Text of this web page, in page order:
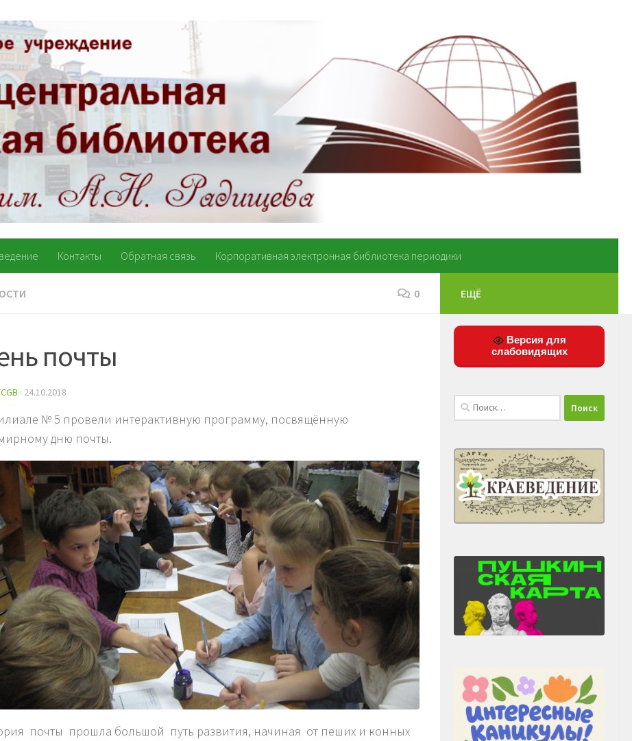
Контакты Обратная связь Корпоративная электронная библиотека периодики
0
почты
· 24.10.2018
№ 5 провели интерактивную программу, посвящённую
дню почты.
почты прошла большой путь развития, начиная от пеших и конных
ЕЩЁ
Версия для
слабовидящих
Найти: